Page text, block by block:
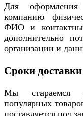
Для оформления
компанию
ФИО и
дополнительно
организации и
Сроки доставки
Мы стараемся
популярных
поставляется под